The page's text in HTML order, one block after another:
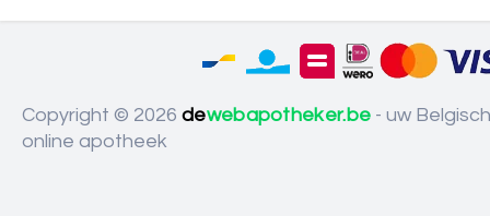
Copyright © 2026 dewebapotheker.be - uw
online apotheek